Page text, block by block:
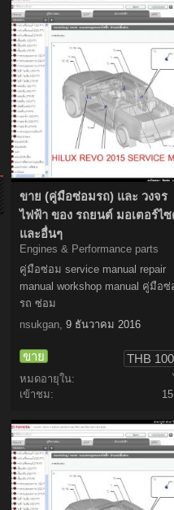
ขาย (คู่มือซ่อมรถ) และ วงจร
ไฟฟ้า ของ รถยนต์ มอเตอร์ไซ
และอื่นๆ
Engines & Performance parts
คู่มือซ่อม service manual repair
manual workshop manual คู่มือซ่
รถ ซ่อม
nsukgan 9 ธันวาคม 2016
ขาย THB
หมดอายุใน:
เข้าชม: